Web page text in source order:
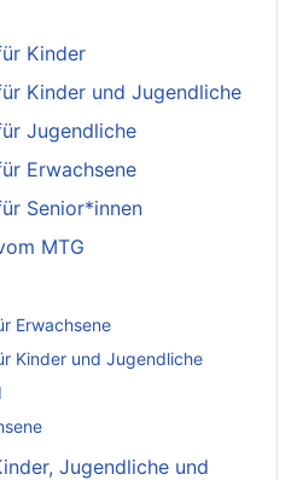
Kinder
Kinder und Jugendliche
Jugendliche
Erwachsene
Senior*innen
MTG
Erwachsene
Kinder und Jugendliche
Jugendliche und